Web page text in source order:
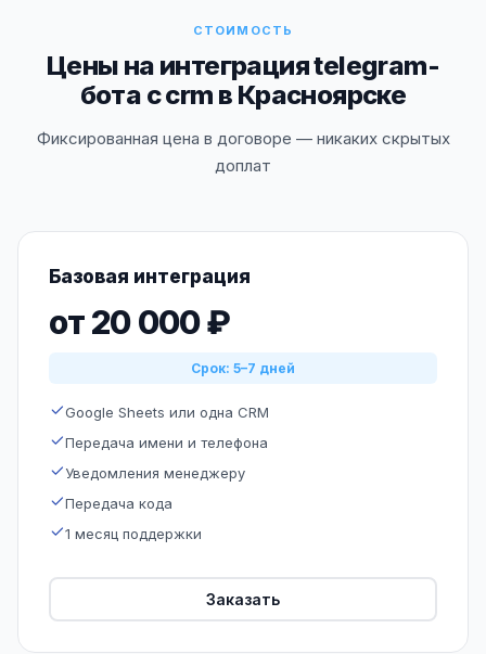
СТОИМОСТЬ
Цены на интеграция telegram-
бота с crm в Красноярске
Фиксированная цена в договоре — никаких скрытых
доплат
Базовая интеграция
от 20 000 ₽
Срок: 5–7 дней
Google Sheets или одна CRM
Передача имени и телефона
Уведомления менеджеру
Передача кода
1 месяц поддержки
Заказать